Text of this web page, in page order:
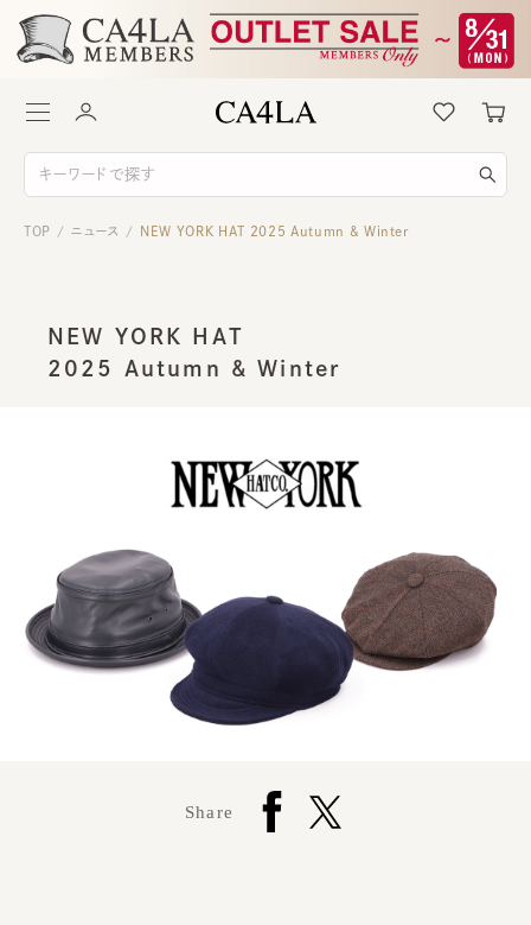
TOP / ニュース / NEW YORK HAT 2025 Autumn & Winter
NEW YORK HAT
2025 Autumn & Winter
Share